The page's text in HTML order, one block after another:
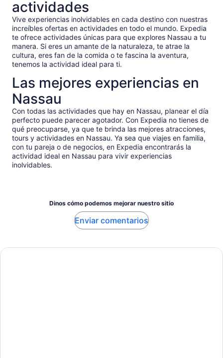
actividades
Vive experiencias inolvidables en cada destino con nuestras
increíbles ofertas en actividades en todo el mundo. Expedia
te ofrece actividades únicas para que explores Nassau a tu
manera. Si eres un amante de la naturaleza, te atrae la
cultura, eres fan de la comida o te fascina la aventura,
tenemos la actividad ideal para ti.
Las mejores experiencias en
Nassau
Con todas las actividades que hay en Nassau, planear el día
perfecto puede parecer agotador. Con Expedia no tienes de
qué preocuparse, ya que te brinda las mejores atracciones,
tours y actividades en Nassau. Ya sea que viajes en familia,
con tu pareja o de negocios, en Expedia encontrarás la
actividad ideal en Nassau para vivir experiencias
inolvidables.
Dinos cómo podemos mejorar nuestro sitio
Enviar comentarios